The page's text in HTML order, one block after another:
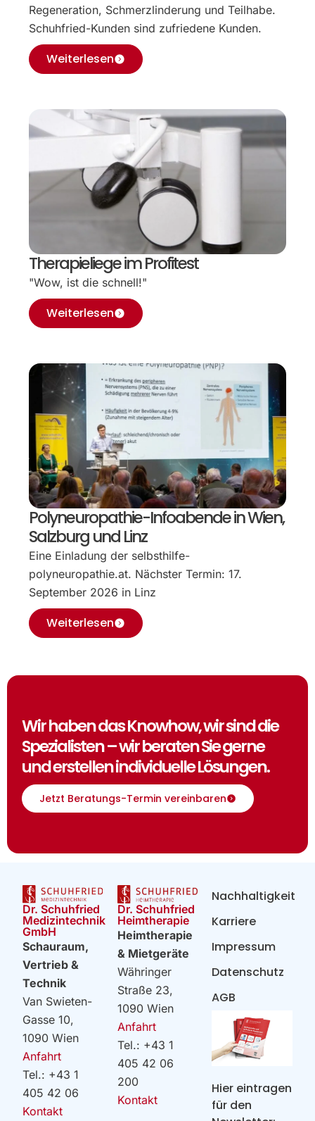
Regeneration, Schmerzlinderung und Teilhabe.
Schuhfried-Kunden sind zufriedene Kunden.
Weiterlesen
Therapieliege im Profitest
"Wow, ist die schnell!"
Weiterlesen
Polyneuropathie-Infoabende in Wien,
Salzburg und Linz
Eine Einladung der selbsthilfe-
polyneuropathie.at. Nächster Termin: 17.
September 2026 in Linz
Weiterlesen
Wir haben das Knowhow, wir sind die
Spezialisten – wir beraten Sie gerne
und erstellen individuelle Lösungen.
Jetzt Beratungs-Termin vereinbaren
Dr. Schuhfried
Medizintechnik
GmbH
Schauraum,
Vertrieb &
Technik
Van Swieten-
Gasse 10,
1090 Wien
Anfahrt
Tel.: +43 1
405 42 06
Kontakt
Dr. Schuhfried
Heimtherapie
Heimtherapie
& Mietgeräte
Währinger
Straße 23,
1090 Wien
Anfahrt
Tel.: +43 1
405 42 06
200
Kontakt
Hier eintragen
für den
Nachhaltigkeit
Karriere
Impressum
Datenschutz
AGB